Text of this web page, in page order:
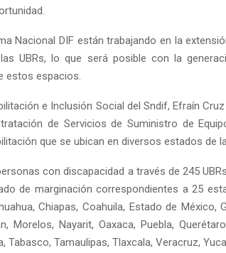
Nacional DIF están trabajando en la
UBRs, lo que será posible con la
estos espacios.
e Inclusión Social del Sndif, Efraín
de Servicios de Suministro de
que se ubican en diversos estados de
con discapacidad a través de 245
de marginación correspondientes a 25
Chiapas, Coahuila, Estado de México,
Morelos, Nayarit, Oaxaca, Puebla,
Tabasco, Tamaulipas, Tlaxcala, Veracruz,
Reply Retweet Favorite